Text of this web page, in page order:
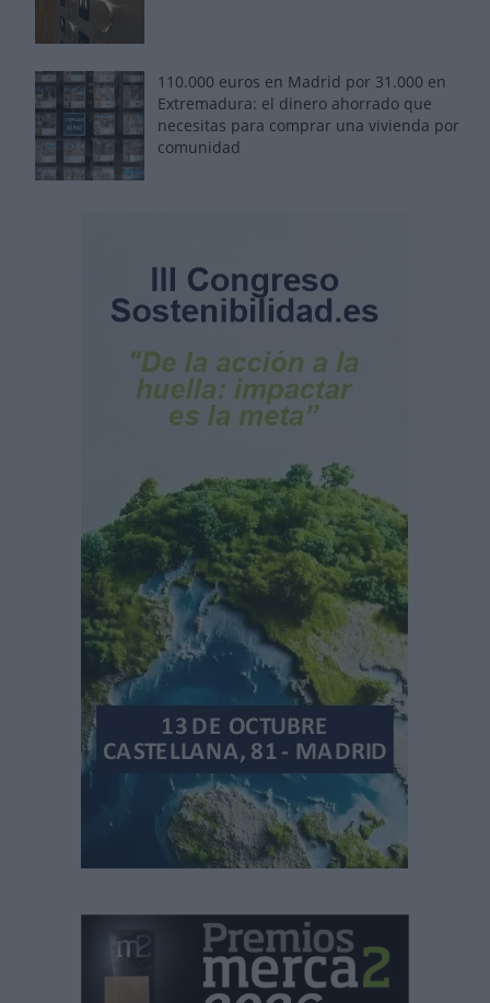
110.000 euros en Madrid por 31.000 en
Extremadura: el dinero ahorrado que
necesitas para comprar una vivienda por
comunidad